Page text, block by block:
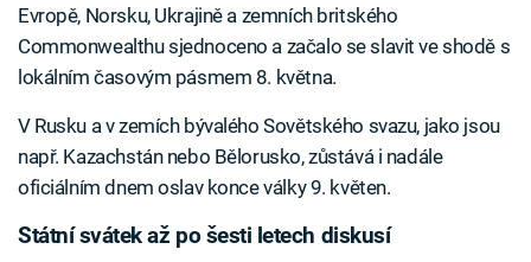
Evropě, Norsku, Ukrajině a zemních britského
Commonwealthu sjednoceno a začalo se slavit ve shodě s
lokálním časovým pásmem 8. května.
V Rusku a v zemích bývalého Sovětského svazu, jako jsou
např. Kazachstán nebo Bělorusko, zůstává i nadále
oficiálním dnem oslav konce války 9. květen.
Státní svátek až po šesti letech diskusí